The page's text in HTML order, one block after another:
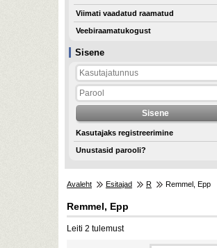
Sisene
Kasutajaks registreerimine
Unustasid parooli?
Viimati vaadatud raamatud
Veebiraamatukogust
Avaleht Esitajad R Remmel, Epp
Remmel, Epp
Leiti 2 tulemust